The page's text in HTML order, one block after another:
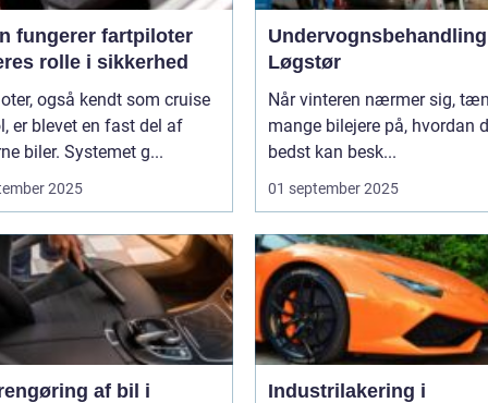
fungerer fartpiloter
rolle i sikkerhed
også kendt som cruise
er blevet en fast del af
biler. Systemet g...
2025
Løgstør
Når vinteren nærmer sig,
mange bilejere på, hvordan
bedst kan besk...
01 september 2025
af bil i
Industrilakering i